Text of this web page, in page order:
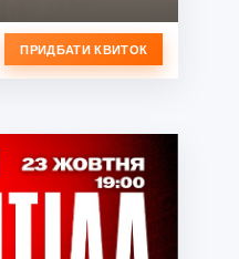
ПРИДБАТИ КВИТОК